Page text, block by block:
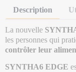
Description
La nouvelle
les personnes qui
contrôler leur
SYNTHA6 EDGE